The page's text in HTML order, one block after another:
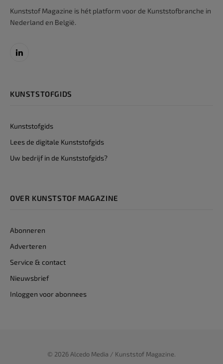
Kunststof Magazine is hét platform voor de Kunststofbranche in
Nederland en België.
LinkedIn
KUNSTSTOFGIDS
Kunststofgids
Lees de digitale Kunststofgids
Uw bedrijf in de Kunststofgids?
OVER KUNSTSTOF MAGAZINE
Abonneren
Adverteren
Service & contact
Nieuwsbrief
Inloggen voor abonnees
© 2026 Alcedo Media / Kunststof Magazine.